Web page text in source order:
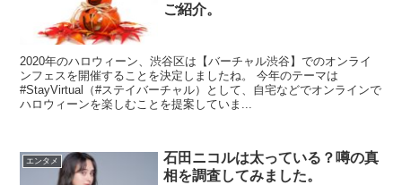
ご紹介。
2020年のハロウィーン、渋谷区は【バーチャル渋谷】でのオンライ
ンフェスを開催することを決定しましたね。 今年のテーマは
#StayVirtual（#ステイバーチャル）として、自宅などでオンラインで
ハロウィーンを楽しむことを提案していま...
エンタメ
石田ニコルは太っている？噂の真
相を調査してみました。